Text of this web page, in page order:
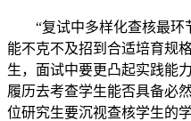
“复试中多样化查核最环
能不克不及招到合适培育规
生，面试中要更凸起实践能
履历去考查学生能否具备必
位研究生要沉视查核学生的